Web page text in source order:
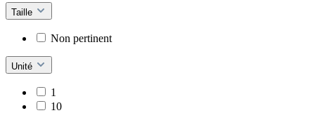
Taille
Non pertinent
Unité
1
10